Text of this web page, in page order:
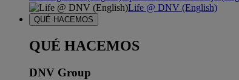
Life @ DNV (English)
QUÉ HACEMOS
QUÉ HACEMOS
DNV Group